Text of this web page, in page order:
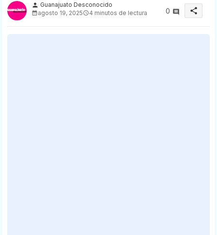
person Guanajuato Desconocido
agosto 19, 2025
4 minutos de lectura 0 share